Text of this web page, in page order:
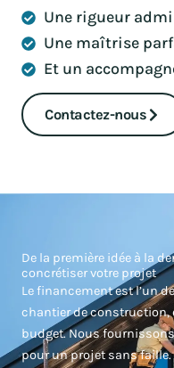
Une rigueur
Une maîtrise
Et un
Contactez-nous
De la première idée à la
concrétiser votre projet
Le financement est l’un
chantier de construction,
budget. Nous
pour un projet sans faille.